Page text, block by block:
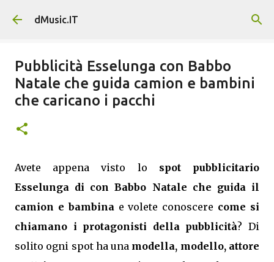
Passa ai contenuti principali
dMusic.IT
Pubblicità Esselunga con Babbo
Natale che guida camion e bambini
che caricano i pacchi
Avete appena visto lo spot pubblicitario
Esselunga di con Babbo Natale che guida il
camion e bambinae volete conoscere come si
chiamano i protagonisti della pubblicità? Di
solito ogni spot ha una modella, modello, attore